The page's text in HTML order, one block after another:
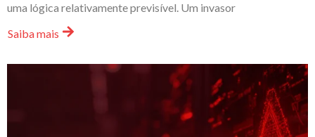
uma lógica relativamente previsível. Um invasor
Saiba mais